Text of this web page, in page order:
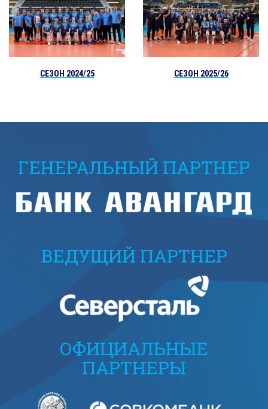
СЕЗОН 2024/25 СЕЗОН 2025/26
ГЕНЕРАЛЬНЫЙ ПАРТНЕР
ВЕДУЩИЙ ПАРТНЕР
ОФИЦИАЛЬНЫЕ
ПАРТНЕРЫ